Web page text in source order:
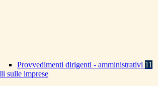
Provvedimenti dirigenti - amministrativi 11
sulle imprese